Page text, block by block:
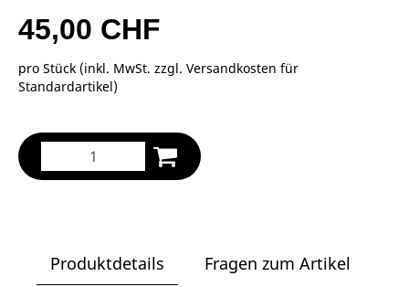
45,00 CHF
pro Stück (inkl. MwSt. zzgl. Versandkosten für
Standardartikel)
Produktdetails
Fragen zum Artikel